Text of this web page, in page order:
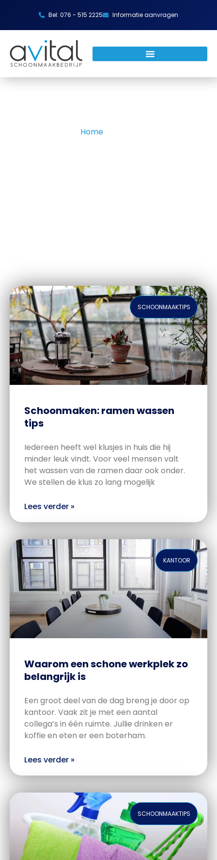
Bel: 076 - 515 2225 Informatie aanvragen
Home
SCHOONMAAKTIPS
Schoonmaken: ramen wassen
tips
Iedereen heeft wel klusjes in huis die hij
minder leuk vindt. Voor veel mensen valt
het wassen van de ramen daar ook onder.
We stellen de klus zo lang mogelijk
Lees verder »
KANTOOR
Waarom een schone werkplek zo
belangrijk is
Een groot deel van de dag breng je door op
kantoor. Vaak zit je met een aantal
collega’s in één ruimte. Jullie drinken er
koffie en eten er een boterham.
Lees verder »
SCHOONMAAKTIPS